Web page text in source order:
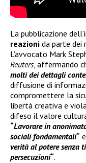
La pubblicazione
reazioni da parte dei
L’avvocato Mark
Reuters, affermando
molti dei dettagli
diffusione di
compromettere la
libertà creativa e
difeso il valore
“Lavorare in
sociali fondamentali“
verità al potere senza
persecuzioni“.